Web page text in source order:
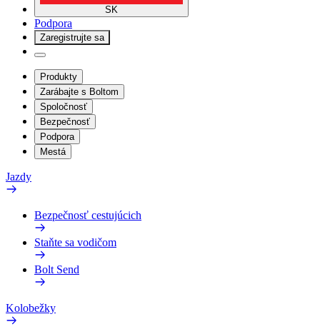
SK
Podpora
Zaregistrujte sa
Produkty
Zarábajte s Boltom
Spoločnosť
Bezpečnosť
Podpora
Mestá
Jazdy
Bezpečnosť cestujúcich
Staňte sa vodičom
Bolt Send
Kolobežky